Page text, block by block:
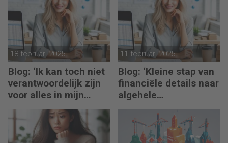
18 februari 2025
Blog: ‘Ik kan toch niet
verantwoordelijk zijn
voor alles in mijn
waardeketen?’
11 februari 2025
Blog: ‘Kleine stap van
financiële details naar
algehele
duurzaamheid ‘